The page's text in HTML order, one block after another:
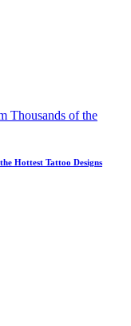
Hottest Tattoo Designs